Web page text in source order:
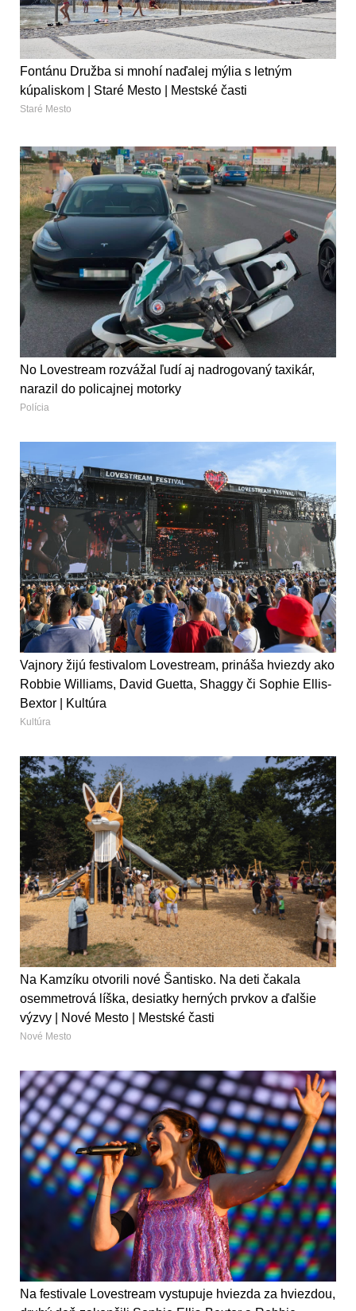
Fontánu Družba si mnohí naďalej mýlia s letným
kúpaliskom | Staré Mesto | Mestské časti
Staré Mesto
No Lovestream rozvážal ľudí aj nadrogovaný taxikár,
narazil do policajnej motorky
Polícia
Vajnory žijú festivalom Lovestream, prináša hviezdy ako
Robbie Williams, David Guetta, Shaggy či Sophie Ellis-
Bextor | Kultúra
Kultúra
Na Kamzíku otvorili nové Šantisko. Na deti čakala
osemmetrová líška, desiatky herných prvkov a ďalšie
výzvy | Nové Mesto | Mestské časti
Nové Mesto
Na festivale Lovestream vystupuje hviezda za hviezdou,